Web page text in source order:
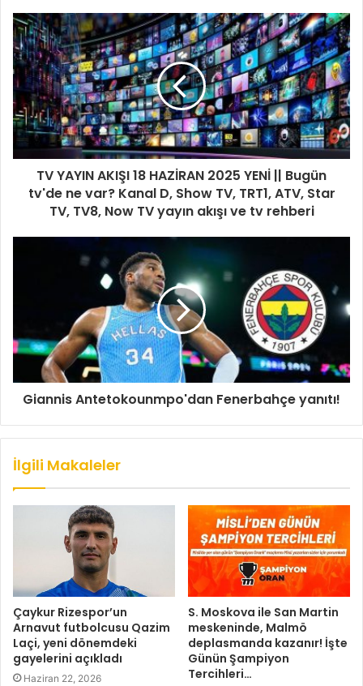
TV YAYIN AKIŞI 18 HAZİRAN 2025 YENİ || Bugün
tv'de ne var? Kanal D, Show TV, TRT1, ATV, Star
TV, TV8, Now TV yayın akışı ve tv rehberi
Giannis Antetokounmpo'dan Fenerbahçe yanıtı!
İlgili Makaleler
Çaykur Rizespor’un
Arnavut futbolcusu Qazim
Laçi, yeni dönemdeki
gayelerini açıkladı
Haziran 22, 2026
S. Moskova ile San Martin
meskeninde, Malmö
deplasmanda kazanır! İşte
Günün Şampiyon
Tercihleri…